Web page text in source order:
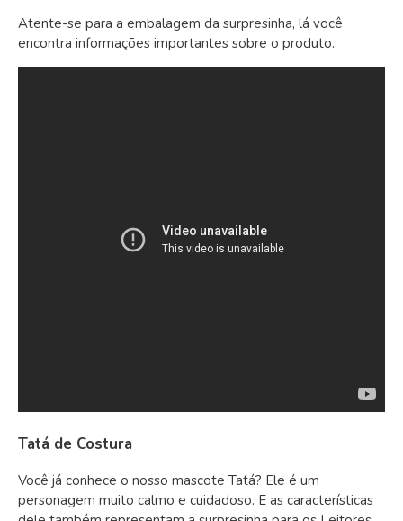
Atente-se para a embalagem da surpresinha, lá você
encontra informações importantes sobre o produto.
Tatá de Costura
Você já conhece o nosso mascote Tatá? Ele é um
personagem muito calmo e cuidadoso. E as características